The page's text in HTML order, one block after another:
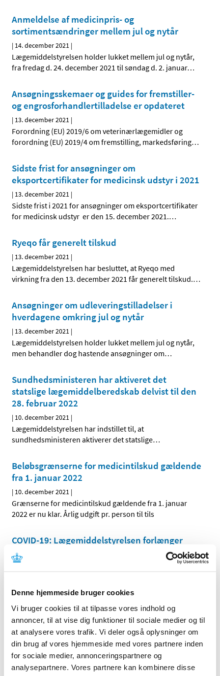
Denne hjemmeside bruger cookies
Vi bruger cookies til at tilpasse vores indhold og
annoncer, til at vise dig funktioner til sociale medier og til
at analysere vores trafik. Vi deler også oplysninger om
din brug af vores hjemmeside med vores partnere inden
for sociale medier, annonceringspartnere og
analysepartnere. Vores partnere kan kombinere disse
Anmeldelse af medicinpris- og
sortimentsændringer mellem jul og nytår
| 14. december 2021 |
Lægemiddelstyrelsen holder lukket mellem jul og nytår,
fra fredag d. 24. december 2021 til søndag d. 2. januar…
Ansøgningsskemaer og guides for fremstiller-
og engrosforhandlertilladelse er opdateret
| 13. december 2021 |
Forordning (EU) 2019/6 om veterinærlægemidler og
forordning (EU) 2019/4 om fremstilling, markedsføring…
Sidste frist for ansøgninger om
eksportcertifikater for medicinsk udstyr i 2021
| 13. december 2021 |
Sidste frist i 2021 for ansøgninger om eksportcertifikater
for medicinsk udstyr er den 15. december 2021.…
Ryeqo får generelt tilskud
| 13. december 2021 |
Lægemiddelstyrelsen har besluttet, at Ryeqo med
virkning fra den 13. december 2021 får generelt tilskud.…
Ansøgninger om udleveringstilladelser i
hverdagene omkring jul og nytår
| 13. december 2021 |
Lægemiddelstyrelsen holder lukket mellem jul og nytår,
men behandler dog hastende ansøgninger om…
Sundhedsministeren har aktiveret det
statslige lægemiddelberedskab delvist til den
28. februar 2022
| 10. december 2021 |
Lægemiddelstyrelsen har indstillet til, at
sundhedsministeren aktiverer det statslige…
Beløbsgrænserne for medicintilskud gældende
fra 1. januar 2022
| 10. december 2021 |
Grænserne for medicintilskud gældende fra 1. januar
2022 er nu klar. Årlig udgift pr. person til tils
COVID-19: Lægemiddelstyrelsen forlænger
igen den midlertidige praksis for anmeldelse
af apoteksindkøbspris til Medicinpriser for
Covid-19 vacciner
|10. december 2021|
begrænsede periode, hvor det for Covid-19 vacciner
Frist for ansøgninger om eksportcertifikater
for lægemidler i 2021
|9. december 2021